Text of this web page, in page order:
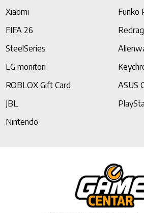
Xiaomi
Funko
FIFA 26
SteelSeries
LG monitori
ROBLOX Gift Card
ASUS
JBL
Nintendo